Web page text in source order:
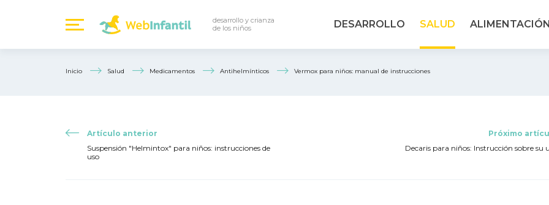
desarrollo y crianza
de los niños
DESARROLLO SALUD
Inicio Salud Medicamentos Antihelmínticos Vermox para niños: manual de instrucciones
Artículo anterior
Suspensión "Helmintox" para niños: instrucciones de
uso
Próximo
Decaris para niños: Instrucción sobre su